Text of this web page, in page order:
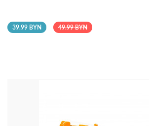
39.99 BYN 49.99 BYN